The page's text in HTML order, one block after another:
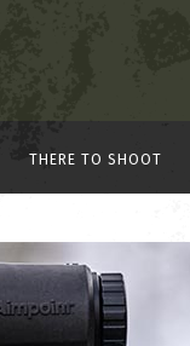
THERE TO SHOOT